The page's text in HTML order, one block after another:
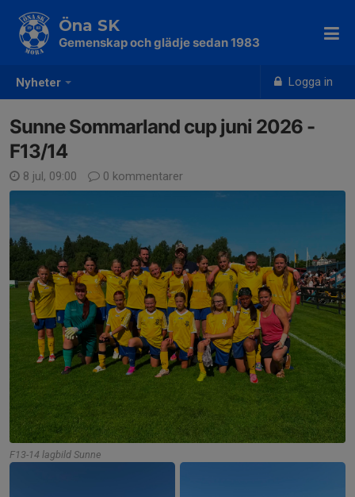
Nyheter Logga in
Öna SK
Gemenskap och glädje sedan 1983
Sunne Sommarland cup juni 2026 -
F13/14
8 jul, 09:00 0 kommentarer
F13-14 lagbild Sunne